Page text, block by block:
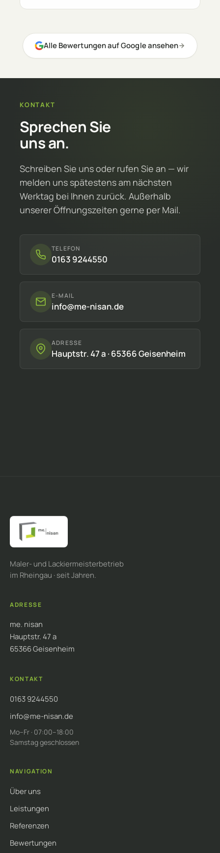
Alle Bewertungen auf Google ansehen
KONTAKT
Sprechen Sie
uns an.
Schreiben Sie uns oder rufen Sie an — wir
melden uns spätestens am nächsten
Werktag bei Ihnen zurück. Außerhalb
unserer Öffnungszeiten gerne per Mail.
TELEFON
0163 9244550
E-MAIL
info@me-nisan.de
ADRESSE
Hauptstr. 47 a · 65366 Geisenheim
Maler- und Lackiermeisterbetrieb
im Rheingau · seit Jahren.
ADRESSE
me. nisan
Hauptstr. 47 a
65366 Geisenheim
KONTAKT
0163 9244550
info@me-nisan.de
Mo–Fr · 07:00–18:00
Samstag geschlossen
NAVIGATION
Über uns
Leistungen
Referenzen
Bewertungen